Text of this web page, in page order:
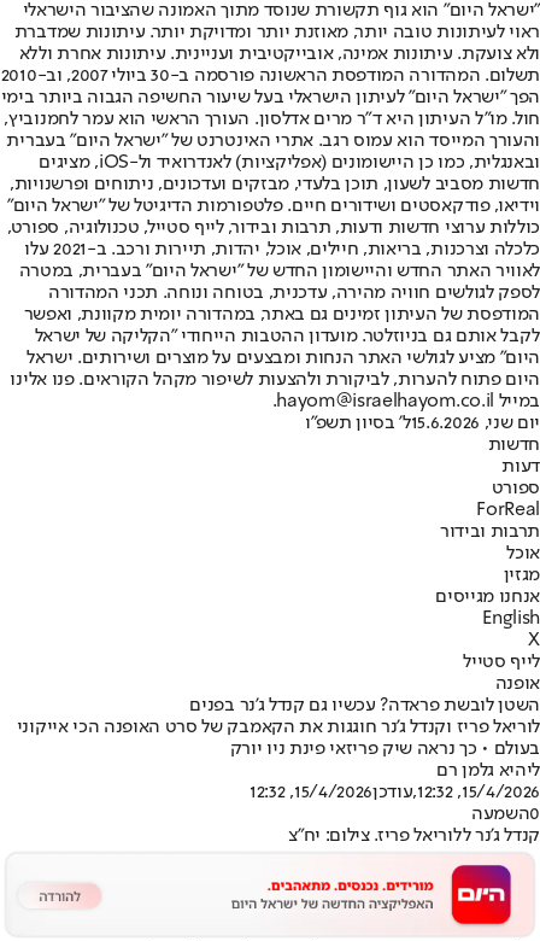
"ישראל היום" הוא גוף תקשורת שנוסד מתוך האמונה שהציבור הישראלי
ראוי לעיתונות טובה יותר, מאוזנת יותר ומדויקת יותר. עיתונות שמדברת
ולא צועקת. עיתונות אמינה, אובייקטיבית ועניינית. עיתונות אחרת וללא
תשלום. המהדורה המודפסת הראשונה פורסמה ב-30 ביולי 2007, וב-2010
הפך "ישראל היום" לעיתון הישראלי בעל שיעור החשיפה הגבוה ביותר בימי
חול. מו"ל העיתון היא ד"ר מרים אדלסון. העורך הראשי הוא עמר לחמנוביץ,
והעורך המייסד הוא עמוס רגב. אתרי האינטרנט של "ישראל היום" בעברית
ובאנגלית, כמו כן היישומונים (אפליקציות) לאנדרואיד ול-iOS, מציגים
חדשות מסביב לשעון, תוכן בלעדי, מבזקים ועדכונים, ניתוחים ופרשנויות,
וידיאו, פודקאסטים ושידורים חיים. פלטפורמות הדיגיטל של "ישראל היום"
כוללות ערוצי חדשות ודעות, תרבות ובידור, לייף סטייל, טכנולוגיה, ספורט,
כלכלה וצרכנות, בריאות, חיילים, אוכל, יהדות, תיירות ורכב. ב-2021 עלו
לאוויר האתר החדש והיישומון החדש של "ישראל היום" בעברית, במטרה
לספק לגולשים חוויה מהירה, עדכנית, בטוחה ונוחה. תכני המהדורה
המודפסת של העיתון זמינים גם באתר, במהדורה יומית מקוונת, ואפשר
לקבל אותם גם בניוזלטר. מועדון ההטבות הייחודי "הקליקה של ישראל
היום" מציע לגולשי האתר הנחות ומבצעים על מוצרים ושירותים. ישראל
היום פתוח להערות, לביקורת ולהצעות לשיפור מקהל הקוראים. פנו אלינו
במייל hayom@israelhayom.co.il.
יום שני, 15.6.2026
ל' בסיון תשפ"ו
חדשות
דעות
ספורט
ForReal
תרבות ובידור
אוכל
מגזין
אנחנו מגייסים
English
X
לייף סטייל
אופנה
השטן לובשת פראדה? עכשיו גם קנדל ג'נר בפנים
לוריאל פריז וקנדל ג'נר חוגגות את הקאמבק של סרט האופנה הכי אייקוני
בעולם • כך נראה שיק פריזאי פינת ניו יורק
ליהיא גלמן רם
15/4/2026, 12:32
,עודכן15/4/2026, 12:32
0השמעה
קנדל ג'נר ללוריאל פריז. צילום: יח"צ